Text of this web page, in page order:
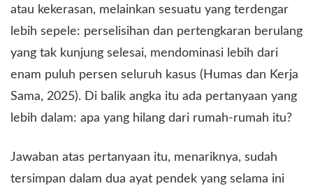
atau kekerasan, melainkan sesuatu yang terdengar
lebih sepele: perselisihan dan pertengkaran berulang
yang tak kunjung selesai, mendominasi lebih dari
enam puluh persen seluruh kasus (Humas dan Kerja
Sama, 2025). Di balik angka itu ada pertanyaan yang
lebih dalam: apa yang hilang dari rumah-rumah itu?
​Jawaban atas pertanyaan itu, menariknya, sudah
tersimpan dalam dua ayat pendek yang selama ini